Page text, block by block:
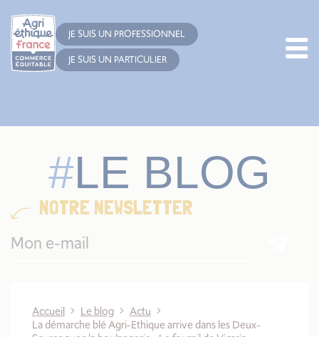
JE SUIS UN PROFESSIONNEL
JE SUIS UN PARTICULIER
LE BLOG
NOTRE NEWSLETTER
Accueil Le blog
Actu
La démarche blé Agri-Ethique arrive dans les Deux-